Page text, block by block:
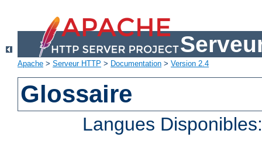
Apache > Serveur HTTP > Documentation > Version 2.4
Glossaire
Langues